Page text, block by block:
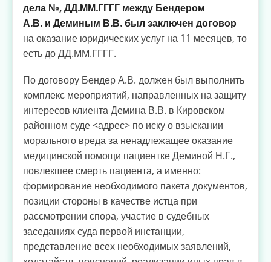
дела №, ДД.ММ.ГГГГ между Бендером
А.В. и Деминым В.В. был заключен договор
на оказание юридических услуг на 11 месяцев, то
есть до ДД.ММ.ГГГГ.
По договору Бендер А.В. должен был выполнить
комплекс мероприятий, направленных на защиту
интересов клиента Демина В.В. в Кировском
районном суде <адрес> по иску о взыскании
морального вреда за ненадлежащее оказание
медицинской помощи пациентке Деминой Н.Г.,
повлекшее смерть пациента, а именно:
формирование необходимого пакета документов,
позиции стороны в качестве истца при
рассмотрении спора, участие в судебных
заседаниях суда первой инстанции,
представление всех необходимых заявлений,